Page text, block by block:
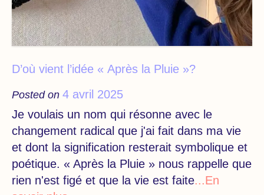
D’où vient l’idée « Après la Pluie »?
Posted on 4 avril 2025
Je voulais un nom qui résonne avec le
changement radical que j'ai fait dans ma vie
et dont la signification resterait symbolique et
poétique. « Après la Pluie » nous rappelle que
rien n'est figé et que la vie est faite...En